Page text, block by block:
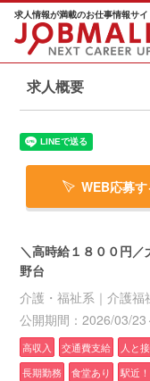
求人情報が満載のお仕事情報サイ
求人概要
WEB応募す
＼高時給１８００円
野台
介護・福祉系｜介護福
公開期間：2026/03/
高収入 交通費支給 人と
長期勤務
食堂あり 駅近！